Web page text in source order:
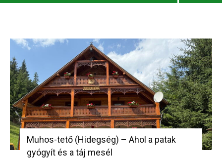
Muhos-tető (Hidegség) – Ahol a patak
gyógyít és a táj mesél